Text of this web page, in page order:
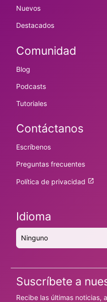
Nuevos
Destacados
Comunidad
Blog
Podcasts
Tutoriales
Contáctanos
Escríbenos
Preguntas frecuentes
Política de privacidad
Idioma
Suscríbete a
Recibe las últimas noticias,